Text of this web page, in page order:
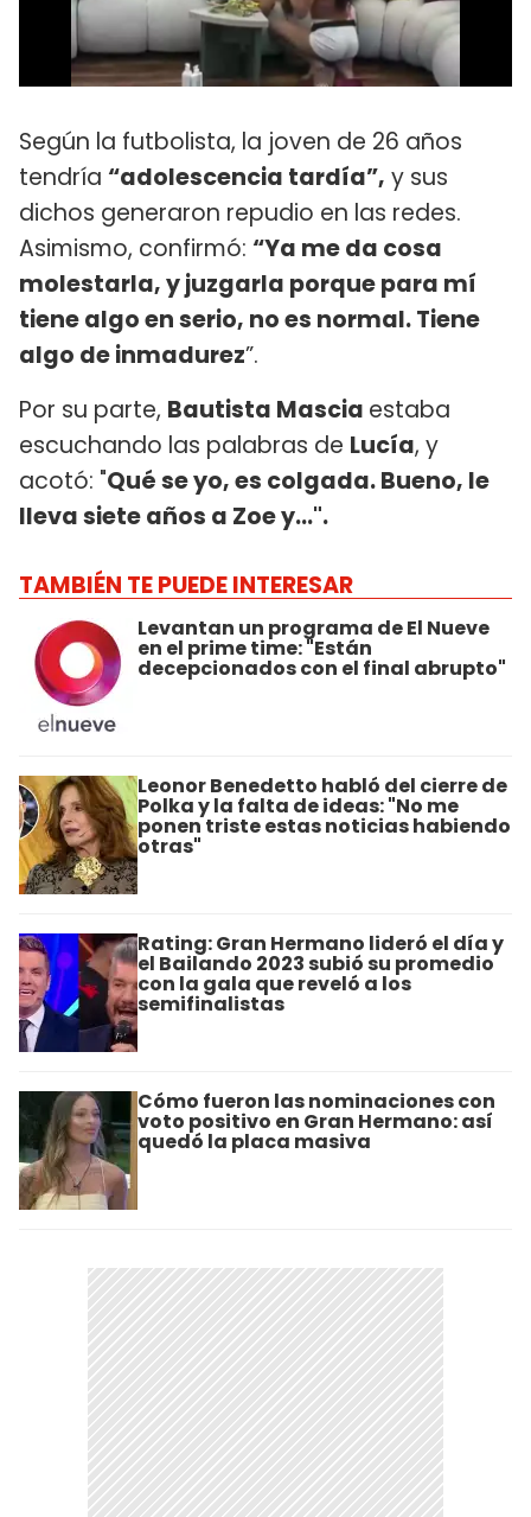
Según la futbolista, la joven de 26 años
tendría “adolescencia tardía”, y sus
dichos generaron repudio en las redes.
Asimismo, confirmó: “Ya me da cosa
molestarla, y juzgarla porque para mí
tiene algo en serio, no es normal. Tiene
algo de inmadurez”.
Por su parte, Bautista Mascia estaba
escuchando las palabras de Lucía, y
acotó: "Qué se yo, es colgada. Bueno, le
lleva siete años a Zoe y...".
TAMBIÉN TE PUEDE INTERESAR
Levantan un programa de El Nueve
en el prime time: "Están
decepcionados con el final abrupto"
Leonor Benedetto habló del cierre de
Polka y la falta de ideas: "No me
ponen triste estas noticias habiendo
otras"
Rating: Gran Hermano lideró el día y
el Bailando 2023 subió su promedio
con la gala que reveló a los
semifinalistas
Cómo fueron las nominaciones con
voto positivo en Gran Hermano: así
quedó la placa masiva